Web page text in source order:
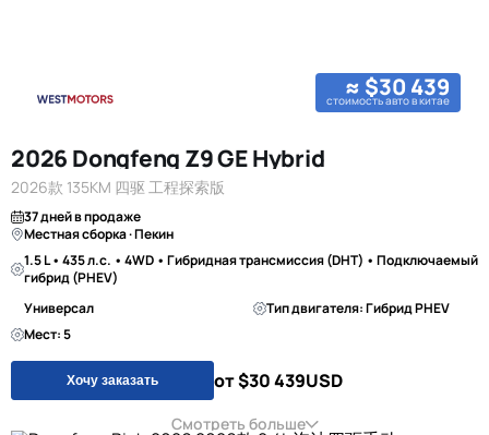
≈ $30 439
стоимость авто в китае
2026 Dongfeng Z9 GE Hybrid
2026款 135KM 四驱 工程探索版
37 дней в продаже
Местная сборка · Пекин
1.5 L • 435 л.с. • 4WD • Гибридная трансмиссия (DHT) • Подключаемый
гибрид (PHEV)
Универсал
Тип двигателя: Гибрид PHEV
Мест: 5
Хочу заказать от $30 439USD
Смотреть больше